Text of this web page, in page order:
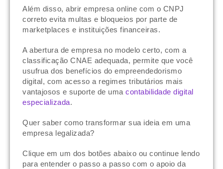
Além disso, abrir empresa online com o CNPJ
correto evita multas e bloqueios por parte de
marketplaces e instituições financeiras.
A abertura de empresa no modelo certo, com a
classificação CNAE adequada, permite que você
usufrua dos benefícios do empreendedorismo
digital, com acesso a regimes tributários mais
vantajosos e suporte de uma contabilidade digital
especializada.
Quer saber como transformar sua ideia em uma
empresa legalizada?
Clique em um dos botões abaixo ou continue lendo
para entender o passo a passo com o apoio da